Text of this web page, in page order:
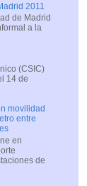
2011
de Madrid
a la
(CSIC)
14 de
movilidad
entre
en
de